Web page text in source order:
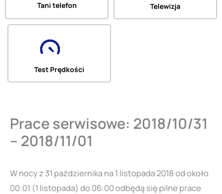
Tani telefon Telewizja
Test Prędkości
Prace serwisowe: 2018/10/31
– 2018/11/01
W nocy z 31 października na 1 listopada 2018 od około
00:01 (1 listopada) do 06:00 odbędą się pilne prace